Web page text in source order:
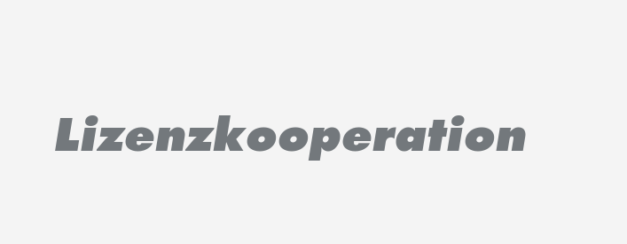
Lizenzkooperation